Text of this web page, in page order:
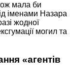
мала би
іменами Назара
жодної
могил та
«агентів